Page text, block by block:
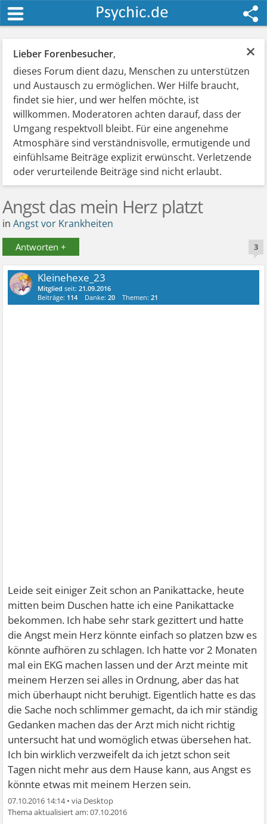
×
Lieber Forenbesucher,
dieses Forum dient dazu, Menschen zu unterstützen
und Austausch zu ermöglichen. Wer Hilfe braucht,
findet sie hier, und wer helfen möchte, ist
willkommen. Moderatoren achten darauf, dass der
Umgang respektvoll bleibt. Für eine angenehme
Atmosphäre sind verständnisvolle, ermutigende und
einfühlsame Beiträge explizit erwünscht. Verletzende
oder verurteilende Beiträge sind nicht erlaubt.
Angst das mein Herz platzt
inAngst vor Krankheiten
Antworten + 3
Kleinehexe_23
Mitglied seit:21.09.2016
Beiträge: 114 Danke:20 Themen:21
Leide seit einiger Zeit schon an Panikattacke, heute
mitten beim Duschen hatte ich eine Panikattacke
bekommen. Ich habe sehr stark gezittert und hatte
die Angst mein Herz könnte einfach so platzen bzw es
könnte aufhören zu schlagen. Ich hatte vor 2 Monaten
mal ein EKG machen lassen und der Arzt meinte mit
meinem Herzen sei alles in Ordnung, aber das hat
mich überhaupt nicht beruhigt. Eigentlich hatte es das
die Sache noch schlimmer gemacht, da ich mir ständig
Gedanken machen das der Arzt mich nicht richtig
untersucht hat und womöglich etwas übersehen hat.
Ich bin wirklich verzweifelt da ich jetzt schon seit
Tagen nicht mehr aus dem Hause kann, aus Angst es
könnte etwas mit meinem Herzen sein.
07.10.2016 14:14•
07.10.2016